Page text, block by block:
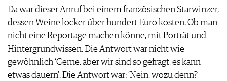
VORTEILSWELT
TRINKREIFETABELLE
ABO
WEINSUCHE
NEWSLETTER
WINE TRADE CLUB
Da war dieser Anruf bei einem französischen Starwinzer,
dessen Weine locker über hundert Euro kosten. Ob man
nicht eine Reportage machen könne, mit Porträt und
Hintergrundwissen. Die Antwort war nicht wie
gewöhnlich ‘Gerne, aber wir sind so gefragt, es kann
etwas dauern’. Die Antwort war: ’Nein, wozu denn?